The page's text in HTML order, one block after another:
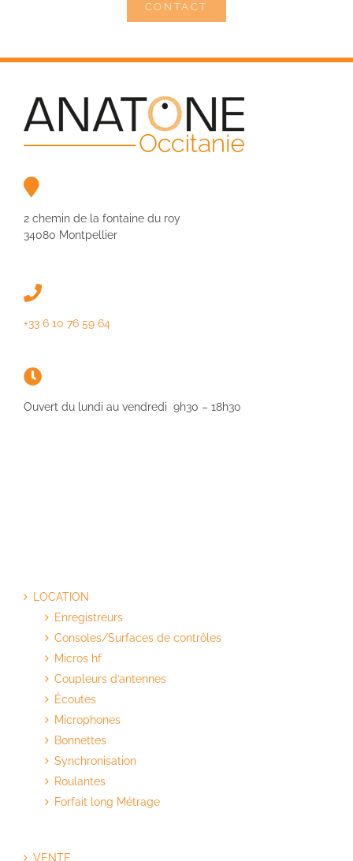
CONTACT
2 chemin de la fontaine du roy
34080 Montpellier
+33 6 10 76 59 64
Ouvert du lundi au vendredi 9h30 – 18h30
LOCATION
Enregistreurs
Consoles/Surfaces de contrôles
Micros hf
Coupleurs d’antennes
Écoutes
Microphones
Bonnettes
Synchronisation
Roulantes
Forfait long Métrage
VENTE